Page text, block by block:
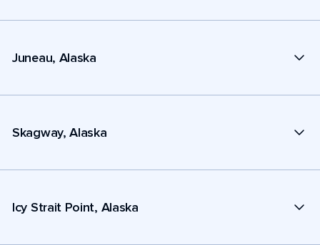
Juneau, Alaska
Skagway, Alaska
Icy Strait Point, Alaska